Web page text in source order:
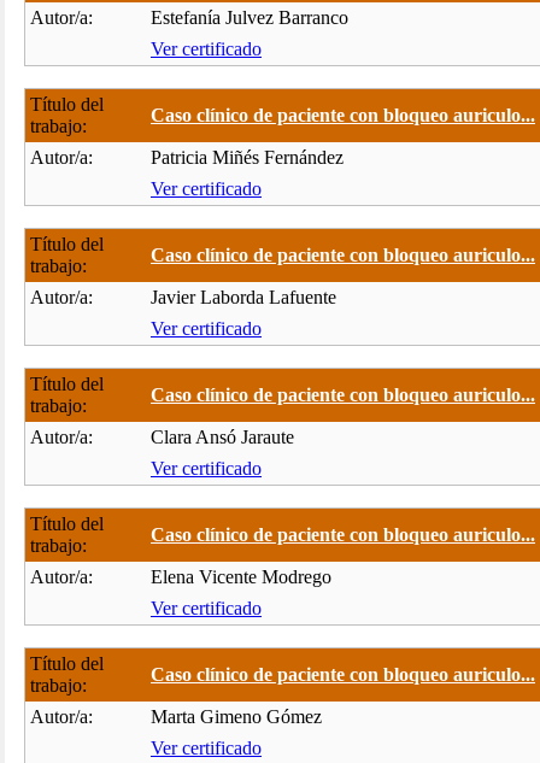
Autor/a:
Estefanía Julvez Barranco
Ver certificado
Título del
trabajo:
Caso clínico de paciente con bloqueo auriculo...
Autor/a:
Patricia Miñés Fernández
Ver certificado
Título del
trabajo:
Caso clínico de paciente con bloqueo auriculo...
Autor/a:
Javier Laborda Lafuente
Ver certificado
Título del
trabajo:
Caso clínico de paciente con bloqueo auriculo...
Autor/a:
Clara Ansó Jaraute
Ver certificado
Título del
trabajo:
Caso clínico de paciente con bloqueo auriculo...
Autor/a:
Elena Vicente Modrego
Ver certificado
Título del
trabajo:
Caso clínico de paciente con bloqueo auriculo...
Autor/a:
Marta Gimeno Gómez
Ver certificado